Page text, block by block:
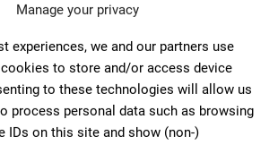
Manage your privacy
experiences, we and our partners use
to store and/or access device
to these technologies will allow us
process personal data such as browsing
IDs on this site and show (non-)
como objetos de belleza. La serie
, por otro lado, destacan por su innovador
diseños inspirados en la historia del arte
que realmente hablan del alma del